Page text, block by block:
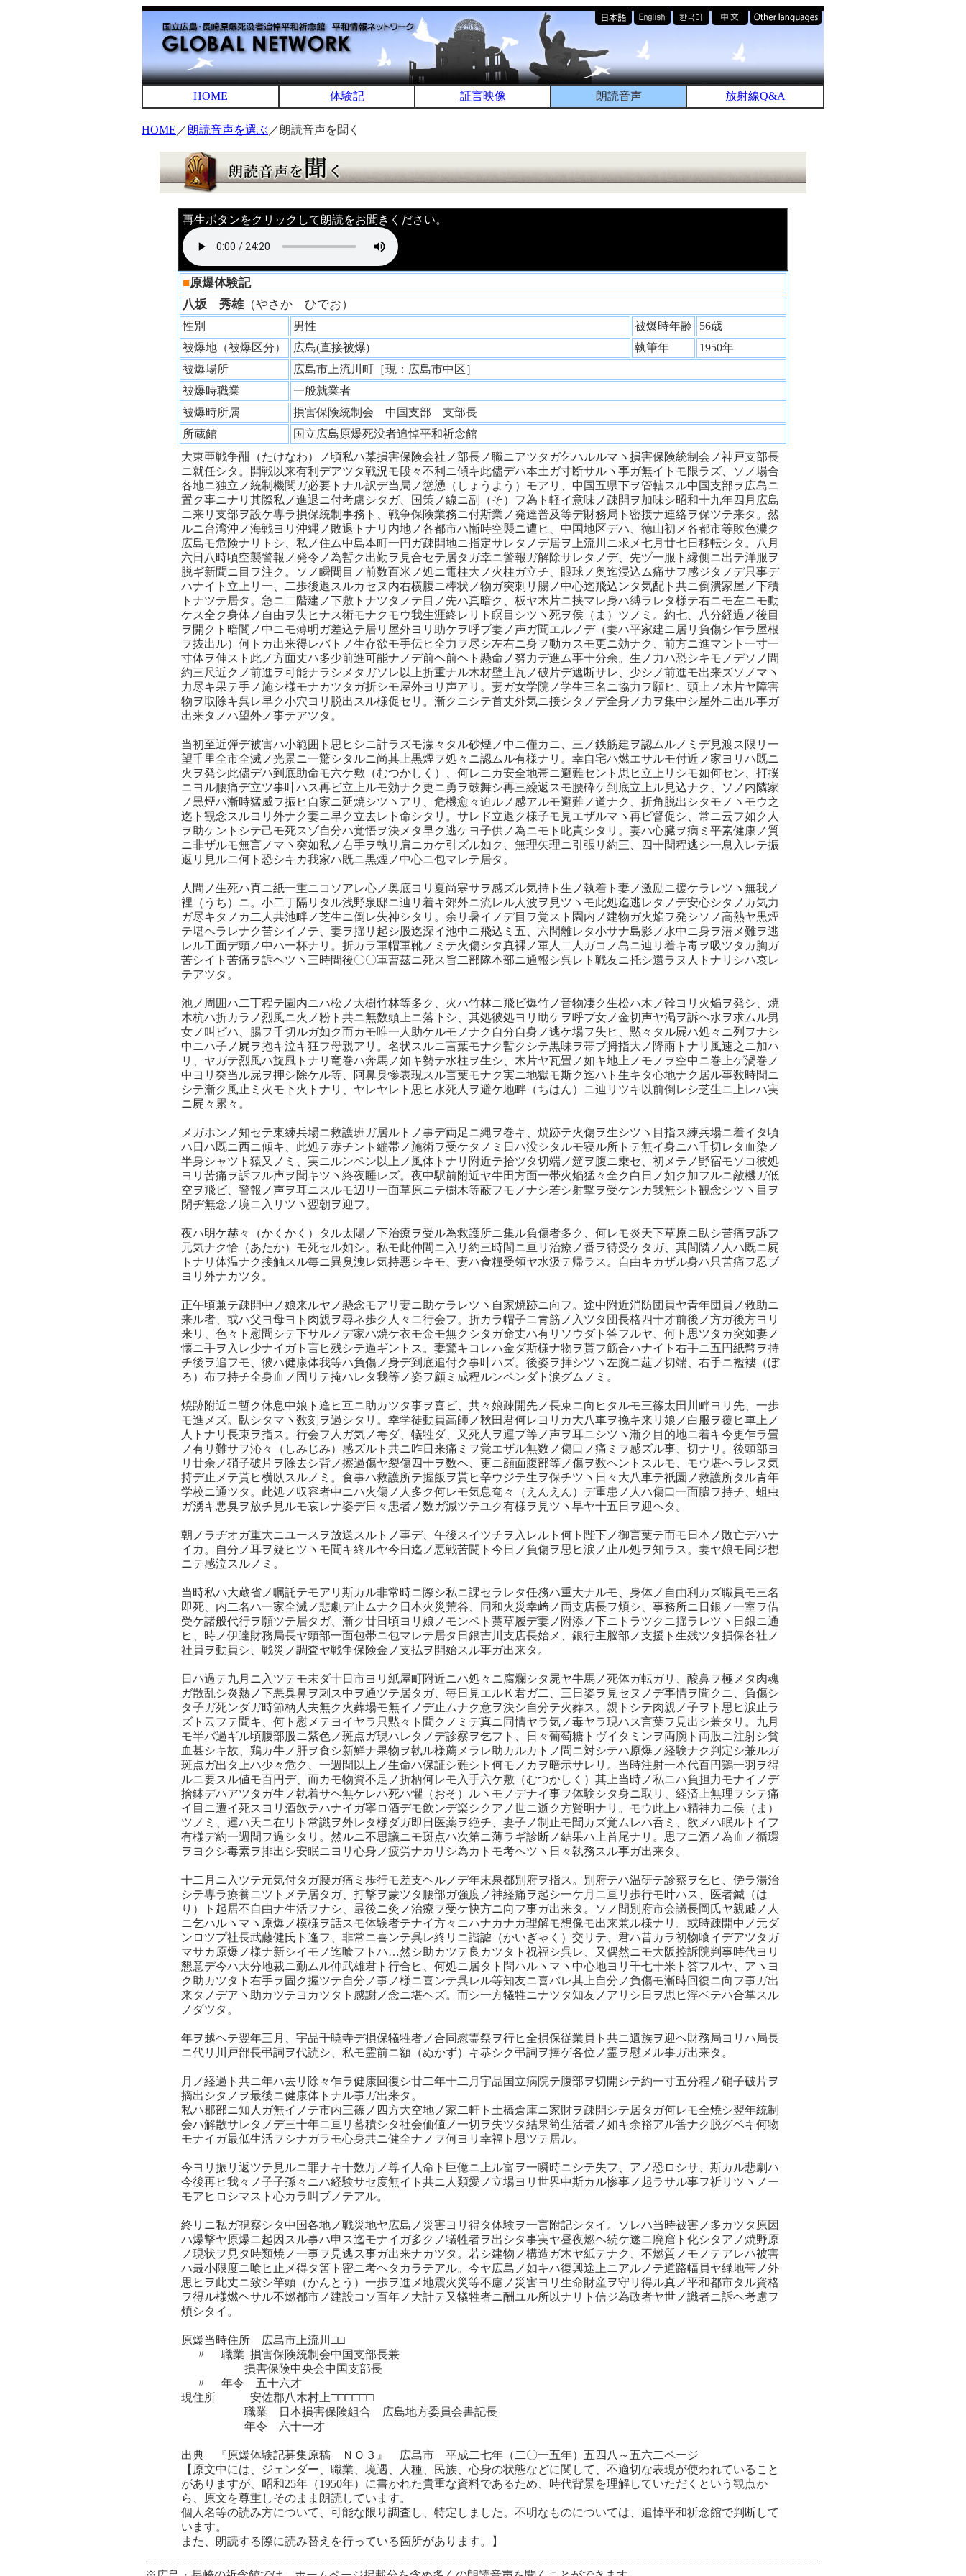
HOME 体験記 証言映像 朗読音声 放射線Q&A
HOME ／朗読音声を選ぶ ／朗読音声を聞く
再生ボタンをクリックして朗読をお聞きください。
■原爆体験記
八坂 秀雄（やさか ひでお）
性別 男性 被爆時年齢
56歳
被爆地（被爆区分）
広島(直接被爆) 執筆年
1950年
被爆場所
広島市上流川町［現：広島市中区］
被爆時職業
一般就業者
被爆時所属
損害保険統制会 中国支部 支部長
所蔵館
国立広島原爆死没者追悼平和祈念館
大東亜戦争酣（たけなわ）ノ頃私ハ某損害保険会社ノ部長ノ職ニアツタガ乞ハルルマヽ損害保険統制会ノ神戸支部長
ニ就任シタ。開戦以来有利デアツタ戦況モ段々不利ニ傾キ此儘デハ本土ガ寸断サルヽ事ガ無イトモ限ラズ、ソノ場合
各地ニ独立ノ統制機関ガ必要トナル訳デ当局ノ慫慂（しょうよう）モアリ、中国五県下ヲ管轄スル中国支部ヲ広島ニ
置ク事ニナリ其際私ノ進退ニ付考慮シタガ、国策ノ線ニ副（そ）フ為ト軽イ意味ノ疎開ヲ加味シ昭和十九年四月広島
ニ来リ支部ヲ設ケ専ラ損保統制事務ト、戦争保険業務ニ付斯業ノ発達普及等デ財務局ト密接ナ連絡ヲ保ツテ来タ。然
ルニ台湾沖ノ海戦ヨリ沖縄ノ敗退トナリ内地ノ各都市ハ慚時空襲ニ遭ヒ、中国地区デハ、徳山初メ各都市等敗色濃ク
広島モ危険ナリトシ、私ノ住ム中島本町一円ガ疎開地ニ指定サレタノデ居ヲ上流川ニ求メ七月廿七日移転シタ。八月
六日八時頃空襲警報ノ発令ノ為暫ク出勤ヲ見合セテ居タガ幸ニ警報ガ解除サレタノデ、先ヅ一服ト縁側ニ出テ洋服ヲ
脱ギ新聞ニ目ヲ注ク。ソノ瞬間目ノ前数百米ノ処ニ電柱大ノ火柱ガ立チ、眼球ノ奥迄浸込ム痛サヲ感ジタノデ只事デ
ハナイト立上リ一、二歩後退スルカセヌ内右横腹ニ棒状ノ物ガ突刺リ腸ノ中心迄飛込ンタ気配ト共ニ倒潰家屋ノ下積
トナツテ居タ。急ニ二階建ノ下敷トナツタノテ目ノ先ハ真暗ク、板ヤ木片ニ挟マレ身ハ縛ラレタ様テ右ニモ左ニモ動
ケス全ク身体ノ自由ヲ失ヒナス術モナクモウ我生涯終レリト瞑目シツヽ死ヲ侯（ま）ツノミ。約七、八分経過ノ後目
ヲ開クト暗闇ノ中ニモ薄明ガ差込テ居リ屋外ヨリ助ケヲ呼ブ妻ノ声ガ聞エルノデ（妻ハ平家建ニ居リ負傷シ乍ラ屋根
ヲ抜出ル）何トカ出来得レバトノ生存欲モ手伝ヒ全力ヲ尽シ左右ニ身ヲ動カスモ更ニ効ナク、前方ニ進マント一寸一
寸体ヲ伸スト此ノ方面丈ハ多少前進可能ナノデ前ヘ前ヘト懸命ノ努力デ進ム事十分余。生ノ力ハ恐シキモノデソノ間
約三尺近クノ前進ヲ可能ナラシメタガソレ以上折重ナル木材壁土瓦ノ破片デ遮断サレ、少シノ前進モ出来ズソノマヽ
力尽キ果テ手ノ施シ様モナカツタガ折シモ屋外ヨリ声アリ。妻ガ女学院ノ学生三名ニ協力ヲ願ヒ、頭上ノ木片ヤ障害
物ヲ取除キ呉レ早ク小穴ヨリ脱出スル様促セリ。漸クニシテ首丈外気ニ接シタノデ全身ノ力ヲ集中シ屋外ニ出ル事ガ
出来タノハ望外ノ事テアツタ。
当初至近弾デ被害ハ小範囲ト思ヒシニ計ラズモ濛々タル砂煙ノ中ニ僅カニ、三ノ鉄筋建ヲ認ムルノミデ見渡ス限リ一
望千里全市全滅ノ光景ニ一驚シタルニ尚其上黒煙ヲ処々ニ認ムル有様ナリ。幸自宅ハ燃エサルモ付近ノ家ヨリハ既ニ
火ヲ発シ此儘デハ到底助命モ六ケ敷（むつかしく）、何レニカ安全地帯ニ避難セント思ヒ立上リシモ如何セン、打撲
ニヨル腰痛デ立ツ事叶ハス再ビ立上ルモ効ナク更ニ勇ヲ鼓舞シ再三繰返スモ腰砕ケ到底立上ル見込ナク、ソノ内隣家
ノ黒煙ハ漸時猛威ヲ振ヒ自家ニ延焼シツヽアリ、危機愈々迫ルノ感アルモ避難ノ道ナク、折角脱出シタモノヽモウ之
迄ト観念スルヨリ外ナク妻ニ早ク立去レト命シタリ。サレド立退ク様子モ見エザルマヽ再ビ督促シ、常ニ云フ如ク人
ヲ助ケントシテ己モ死スゾ自分ハ覚悟ヲ決メタ早ク逃ケヨ子供ノ為ニモト叱責シタリ。妻ハ心臓ヲ病ミ平素健康ノ質
ニ非ザルモ無言ノマヽ突如私ノ右手ヲ執リ肩ニカケ引ズル如ク、無理矢理ニ引張リ約三、四十間程逃シ一息入レテ振
返リ見ルニ何ト恐シキカ我家ハ既ニ黒煙ノ中心ニ包マレテ居タ。
人間ノ生死ハ真ニ紙一重ニコソアレ心ノ奥底ヨリ夏尚寒サヲ感ズル気持ト生ノ執着ト妻ノ激励ニ援ケラレツヽ無我ノ
裡（うち）ニ。小二丁隔リタル浅野泉邸ニ辿リ着キ郊外ニ流レル人波ヲ見ツヽモ此処迄逃レタノデ安心シタノカ気力
ガ尽キタノカ二人共池畔ノ芝生ニ倒レ失神シタリ。余リ暑イノデ目ヲ覚スト園内ノ建物ガ火焔ヲ発シソノ高熱ヤ黒煙
テ堪ヘラレナク苦シイノテ、妻ヲ揺リ起シ股迄深イ池中ニ飛込ミ五、六間離レタ小サナ島影ノ水中ニ身ヲ潜メ難ヲ逃
レル工面デ頭ノ中ハ一杯ナリ。折カラ軍帽軍靴ノミテ火傷シタ真裸ノ軍人二人ガコノ島ニ辿リ着キ毒ヲ吸ツタカ胸ガ
苦シイト苦痛ヲ訴ヘツヽ三時間後〇〇軍曹茲ニ死ス旨二部隊本部ニ通報シ呉レト戦友ニ托シ還ラヌ人トナリシハ哀レ
テアツタ。
池ノ周囲ハ二丁程テ園内ニハ松ノ大樹竹林等多ク、火ハ竹林ニ飛ビ爆竹ノ音物凄ク生松ハ木ノ幹ヨリ火焔ヲ発シ、焼
木杭ハ折カラノ烈風ニ火ノ粉ト共ニ無数頭上ニ落下シ、其処彼処ヨリ助ケヲ呼ブ女ノ金切声ヤ渇ヲ訴ヘ水ヲ求ムル男
女ノ叫ビハ、腸ヲ千切ルガ如ク而カモ唯一人助ケルモノナク自分自身ノ逃ケ場ヲ失ヒ、黙々タル屍ハ処々ニ列ヲナシ
中ニハ子ノ屍ヲ抱キ泣キ狂フ母親アリ。名状スルニ言葉モナク暫クシテ黒味ヲ帯ブ拇指大ノ降雨トナリ風速之ニ加ハ
リ、ヤガテ烈風ハ旋風トナリ竜巻ハ奔馬ノ如キ勢テ水柱ヲ生シ、木片ヤ瓦畳ノ如キ地上ノモノヲ空中ニ巻上ゲ渦巻ノ
中ヨリ突当ル屍ヲ押シ除ケル等、阿鼻臭惨表現スル言葉モナク実ニ地獄モ斯ク迄ハト生キタ心地ナク居ル事数時間ニ
シテ漸ク風止ミ火モ下火トナリ、ヤレヤレト思ヒ水死人ヲ避ケ地畔（ちはん）ニ辿リツキ以前倒レシ芝生ニ上レハ実
ニ屍々累々。
メガホンノ知セテ東練兵場ニ救護班ガ居ルトノ事デ両足ニ縄ヲ巻キ、焼跡テ火傷ヲ生シツヽ目指ス練兵場ニ着イタ頃
ハ日ハ既ニ西ニ傾キ、此処テ赤チント繃帯ノ施術ヲ受ケタノミ日ハ没シタルモ寝ル所トテ無イ身ニハ千切レタ血染ノ
半身シャツト猿又ノミ、実ニルンペン以上ノ風体トナリ附近テ拾ツタ切端ノ筵ヲ腹ニ乗セ、初メテノ野宿モソコ彼処
ヨリ苦痛ヲ訴フル声ヲ聞キツヽ終夜睡レズ。夜中駅前附近ヤ牛田方面一帯火焔猛々全ク白日ノ如ク加フルニ敵機ガ低
空ヲ飛ビ、警報ノ声ヲ耳ニスルモ辺リ一面草原ニテ樹木等蔽フモノナシ若シ射撃ヲ受ケンカ我無シト観念シツヽ目ヲ
閉ヂ無念ノ境ニ入リツヽ翌朝ヲ迎フ。
夜ハ明ケ赫々（かくかく）タル太陽ノ下治療ヲ受ル為救護所ニ集ル負傷者多ク、何レモ炎天下草原ニ臥シ苦痛ヲ訴フ
元気ナク恰（あたか）モ死セル如シ。私モ此仲間ニ入リ約三時間ニ亘リ治療ノ番ヲ待受ケタガ、其間隣ノ人ハ既ニ屍
トナリ体温ナク接触スル毎ニ異臭洩レ気持悪シキモ、妻ハ食糧受領ヤ水汲テ帰ラス。自由キカザル身ハ只苦痛ヲ忍ブ
ヨリ外ナカツタ。
正午頃兼テ疎開中ノ娘来ルヤノ懸念モアリ妻ニ助ケラレツヽ自家焼跡ニ向フ。途中附近消防団員ヤ青年団員ノ救助ニ
来ル者、或ハ父ヨ母ヨト肉親ヲ尋ネ歩ク人々ニ行会フ。折カラ帽子ニ青筋ノ入ツタ団長格四十才前後ノ方ガ後方ヨリ
来リ、色々ト慰問シテ下サルノデ家ハ焼ケ衣モ金モ無クシタガ命丈ハ有リソウダト答フルヤ、何ト思ツタカ突如妻ノ
懐ニ手ヲ入レ少ナイガト言ヒ残シテ過ギントス。妻驚キコレハ金ダ斯様ナ物ヲ貰フ筋合ハナイト右手ニ五円紙幣ヲ持
チ後ヲ追フモ、彼ハ健康体我等ハ負傷ノ身デ到底追付ク事叶ハズ。後姿ヲ拝シツヽ左腕ニ莚ノ切端、右手ニ襤褸（ぼ
ろ）布ヲ持チ全身血ノ固リテ掩ハレタ我等ノ姿ヲ顧ミ成程ルンペンダト涙グムノミ。
焼跡附近ニ暫ク休息中娘ト逢ヒ互ニ助カツタ事ヲ喜ビ、共々娘疎開先ノ長束ニ向ヒタルモ三篠太田川畔ヨリ先、一歩
モ進メズ。臥シタマヽ数刻ヲ過シタリ。幸学徒動員高師ノ秋田君何レヨリカ大八車ヲ挽キ来リ娘ノ白服ヲ覆ヒ車上ノ
人トナリ長束ヲ指ス。行会フ人ガ気ノ毒ダ、犠牲ダ、又死人ヲ運ブ等ノ声ヲ耳ニシツヽ漸ク目的地ニ着キ今更乍ラ畳
ノ有リ難サヲ沁々（しみじみ）感ズルト共ニ昨日来痛ミヲ覚エザル無数ノ傷口ノ痛ミヲ感ズル事、切ナリ。後頭部ヨ
リ廿余ノ硝子破片ヲ除去シ背ノ擦過傷ヤ裂傷四十ヲ数ヘ、更ニ顔面腹部等ノ傷ヲ数ヘントスルモ、モウ堪ヘラレヌ気
持デ止メテ貰ヒ横臥スルノミ。食事ハ救護所テ握飯ヲ貰ヒ辛ウジテ生ヲ保チツヽ日々大八車テ祇園ノ救護所タル青年
学校ニ通ツタ。此処ノ収容者中ニハ火傷ノ人多ク何レモ気息奄々（えんえん）デ重患ノ人ハ傷口一面膿ヲ持チ、蛆虫
ガ湧キ悪臭ヲ放チ見ルモ哀レナ姿デ日々患者ノ数ガ減ツテユク有様ヲ見ツヽ早ヤ十五日ヲ迎ヘタ。
朝ノラヂオガ重大ニユースヲ放送スルトノ事デ、午後スイツチヲ入レルト何ト陛下ノ御言葉テ而モ日本ノ敗亡デハナ
イカ。自分ノ耳ヲ疑ヒツヽモ聞キ終ルヤ今日迄ノ悪戦苦闘ト今日ノ負傷ヲ思ヒ涙ノ止ル処ヲ知ラス。妻ヤ娘モ同ジ想
ニテ感泣スルノミ。
当時私ハ大蔵省ノ嘱託テモアリ斯カル非常時ニ際シ私ニ課セラレタ任務ハ重大ナルモ、身体ノ自由利カズ職員モ三名
即死、内二名ハ一家全滅ノ悲劇デ止ムナク日本火災荒谷、同和火災幸﨑ノ両支店長ヲ煩シ、事務所ニ日銀ノ一室ヲ借
受ケ諸般代行ヲ願ツテ居タガ、漸ク廿日頃ヨリ娘ノモンペト藁草履デ妻ノ附添ノ下ニトラツクニ揺ラレツヽ日銀ニ通
ヒ、時ノ伊達財務局長ヤ頭部一面包帯ニ包マレテ居タ日銀吉川支店長始メ、銀行主脳部ノ支援ト生残ツタ損保各社ノ
社員ヲ動員シ、戦災ノ調査ヤ戦争保険金ノ支払ヲ開始スル事ガ出来タ。
日ハ過テ九月ニ入ツテモ未ダ十日市ヨリ紙屋町附近ニハ処々ニ腐爛シタ屍ヤ牛馬ノ死体ガ転ガリ、酸鼻ヲ極メタ肉魂
ガ散乱シ炎熱ノ下悪臭鼻ヲ刺ス中ヲ通ツテ居タガ、毎日見エルＫ君ガ二、三日姿ヲ見セヌノデ事情ヲ聞クニ、負傷シ
タ子ガ死ンダガ時節柄人夫無ク火葬場モ無イノデ止ムナク意ヲ決シ自分テ火葬ス。親トシテ肉親ノ子ヲト思ヒ涙止ラ
ズト云フテ聞キ、何ト慰メテヨイヤラ只黙々ト聞クノミデ真ニ同情ヤラ気ノ毒ヤラ現ハス言葉ヲ見出シ兼タリ。九月
モ半バ過ギル頃腹部股ニ紫色ノ斑点ガ現ハレタノデ診察ヲ乞フト、日々葡萄糖トヴイタミンヲ両腕ト両股ニ注射シ貧
血甚シキ故、鶏カ牛ノ肝ヲ食シ新鮮ナ果物ヲ執ル様薦メラレ助カルカトノ問ニ対シテハ原爆ノ経験ナク判定シ兼ルガ
斑点ガ出タ上ハ少々危ク、一週間以上ノ生命ハ保証シ難シト何モノカヲ暗示サレリ。当時注射一本代百円鶏一羽ヲ得
ルニ要スル値モ百円デ、而カモ物資不足ノ折柄何レモ入手六ケ敷（むつかしく）其上当時ノ私ニハ負担力モナイノデ
捨鉢デハアツタガ生ノ執着サヘ無ケレハ死ハ懼（おそ）ルヽモノデナイ事ヲ体験シタ身ニ取リ、経済上無理ヲシテ痛
イ目ニ遭イ死スヨリ酒飲テハナイガ寧ロ酒デモ飲ンデ楽シクアノ世ニ逝ク方賢明ナリ。モウ此上ハ精神力ニ侯（ま）
ツノミ、運ハ天ニ在リト常識ヲ外レタ様ダガ即日医薬ヲ絶チ、妻子ノ制止モ聞カズ覚ムレハ呑ミ、飲メハ眠ルトイフ
有様デ約一週間ヲ過シタリ。然ルニ不思議ニモ斑点ハ次第ニ薄ラギ診断ノ結果ハ上首尾ナリ。思フニ酒ノ為血ノ循環
ヲヨクシ毒素ヲ排出シ安眠ニヨリ心身ノ疲労ナカリシ為カトモ考ヘツヽ日々執務スル事ガ出来タ。
十二月ニ入ツテ元気付タガ腰ガ痛ミ歩行モ差支ヘルノデ年末泉都別府ヲ指ス。別府テハ温研テ診察ヲ乞ヒ、傍ラ湯治
シテ専ラ療養ニツトメテ居タガ、打撃ヲ蒙ツタ腰部ガ強度ノ神経痛ヲ起シ一ケ月ニ亘リ歩行モ叶ハス、医者鍼（は
り）ト起居不自由ナ生活ヲナシ、最後ニ灸ノ治療ヲ受ケ快方ニ向フ事ガ出来タ。ソノ間別府市会議長岡氏ヤ親戚ノ人
ニ乞ハルヽマヽ原爆ノ模様ヲ話スモ体験者テナイ方々ニハナカナカ理解モ想像モ出来兼ル様ナリ。或時疎開中ノ元ダ
ンロツプ社長武藤健氏ト逢フ、非常ニ喜ンテ呉レ終リニ諧謔（かいぎゃく）交リテ、君ハ昔カラ初物喰イデアツタガ
マサカ原爆ノ様ナ新シイモノ迄喰フトハ…然シ助カツテ良カツタト祝福シ呉レ、又偶然ニモ大阪控訴院判事時代ヨリ
懇意デ今ハ大分地裁ニ勤ムル仲武雄君ト行合ヒ、何処ニ居タト問ハルヽマヽ中心地ヨリ千七十米ト答フルヤ、アヽヨ
ク助カツタト右手ヲ固ク握ツテ自分ノ事ノ様ニ喜ンテ呉レル等知友ニ喜バレ其上自分ノ負傷モ漸時回復ニ向フ事ガ出
来タノデアヽ助カツテヨカツタト感謝ノ念ニ堪ヘズ。而シ一方犠牲ニナツタ知友ノアリシ日ヲ思ヒ浮ベテハ合掌スル
ノダツタ。
年ヲ越ヘテ翌年三月、宇品千暁寺デ損保犠牲者ノ合同慰霊祭ヲ行ヒ全損保従業員ト共ニ遺族ヲ迎ヘ財務局ヨリハ局長
ニ代リ川戸部長弔詞ヲ代読シ、私モ霊前ニ額（ぬかず）キ恭シク弔詞ヲ捧ゲ各位ノ霊ヲ慰メル事ガ出来タ。
月ノ経過ト共ニ年ハ去リ除々乍ラ健康回復シ廿二年十二月宇品国立病院テ腹部ヲ切開シテ約一寸五分程ノ硝子破片ヲ
摘出シタノヲ最後ニ健康体トナル事ガ出来タ。
私ハ郡部ニ知人ガ無イノテ市内三篠ノ四方大空地ノ家二軒ト土橋倉庫ニ家財ヲ疎開シテ居タガ何レモ全焼シ翌年統制
会ハ解散サレタノデ三十年ニ亘リ蓄積シタ社会価値ノ一切ヲ失ツタ結果筍生活者ノ如キ余裕アル筈ナク脱グベキ何物
モナイガ最低生活ヲシナガラモ心身共ニ健全ナノヲ何ヨリ幸福ト思ツテ居ル。
今ヨリ振リ返ツテ見ルニ罪ナキ十数万ノ尊イ人命ト巨億ニ上ル富ヲ一瞬時ニシテ失フ、アノ恐ロシサ、斯カル悲劇ハ
今後再ヒ我々ノ子子孫々ニハ経験サセ度無イト共ニ人類愛ノ立場ヨリ世界中斯カル惨事ノ起ラサル事ヲ祈リツヽノー
モアヒロシマスト心カラ叫ブノテアル。
終リニ私ガ視察シタ中国各地ノ戦災地ヤ広島ノ災害ヨリ得タ体験ヲ一言附記シタイ。ソレハ当時被害ノ多カツタ原因
ハ爆撃ヤ原爆ニ起因スル事ハ申ス迄モナイガ多クノ犠牲者ヲ出シタ事実ヤ昼夜燃ヘ続ケ遂ニ廃窟ト化シタアノ焼野原
ノ現状ヲ見タ時類焼ノ一事ヲ見逃ス事ガ出来ナカツタ。若シ建物ノ構造ガ木ヤ紙テナク、不燃質ノモノテアレハ被害
ハ最小限度ニ喰ヒ止メ得タ筈ト密ニ考ヘタカラテアル。今ヤ広島ノ如キハ復興途上ニアルノテ道路幅員ヤ緑地帯ノ外
思ヒヲ此丈ニ致シ竿頭（かんとう）一歩ヲ進メ地震火災等不慮ノ災害ヨリ生命財産ヲ守リ得ル真ノ平和都市タル資格
ヲ得ル様燃ヘサル不燃都市ノ建設コソ百年ノ大計テ又犠牲者ニ酬ユル所以ナリト信ジ為政者ヤ世ノ識者ニ訴ヘ考慮ヲ
煩シタイ。
原爆当時住所 広島市上流川□□
〃 職業 損害保険統制会中国支部長兼
損害保険中央会中国支部長
〃 年令 五十六才
現住所 安佐郡八木村上□□□□□□
職業 日本損害保険組合 広島地方委員会書記長
年令 六十一才
出典 『原爆体験記募集原稿 ＮＯ３』 広島市 平成二七年（二〇一五年）五四八～五六二ページ
【原文中には、ジェンダー、職業、境遇、人種、民族、心身の状態などに関して、不適切な表現が使われていること
がありますが、昭和25年（1950年）に書かれた貴重な資料であるため、時代背景を理解していただくという観点か
ら、原文を尊重しそのまま朗読しています。
個人名等の読み方について、可能な限り調査し、特定しました。不明なものについては、追悼平和祈念館で判断して
います。
また、朗読する際に読み替えを行っている箇所があります。】